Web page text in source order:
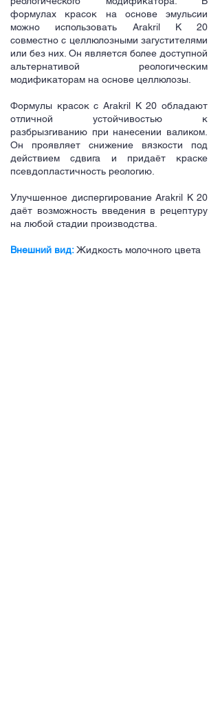
формулах красок на основе эмульсии
можно использовать Arakril K 20
совместно с целлюлозными загустителями
или без них. Он является более доступной
альтернативой реологическим
модификаторам на основе целлюлозы.
Формулы красок с Arakril K 20 обладают
отличной устойчивостью к
разбрызгиванию при нанесении валиком.
Он проявляет снижение вязкости под
действием сдвига и придаёт краске
псевдопластичность реологию.
Улучшенное диспергирование Arakril K 20
даёт возможность введения в рецептуру
на любой стадии производства.
Внешний вид:Жидкость молочного цвета